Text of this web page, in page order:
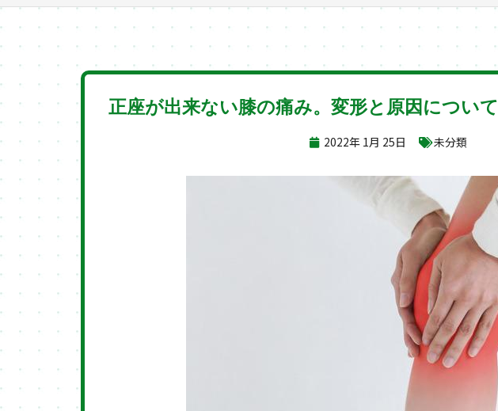
正座が出来ない膝の痛み。変形と原因について
2022年 1月 25日 未分類